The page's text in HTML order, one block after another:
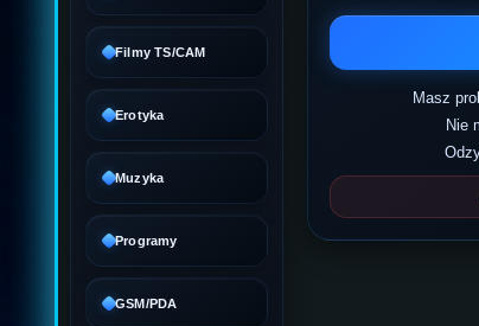
Filmy TS/CAM
Erotyka
Muzyka
Programy
GSM/PDA
Masz
Nie